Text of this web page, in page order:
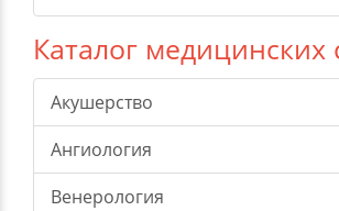
Каталог медицинских
Акушерство
Ангиология
Венерология